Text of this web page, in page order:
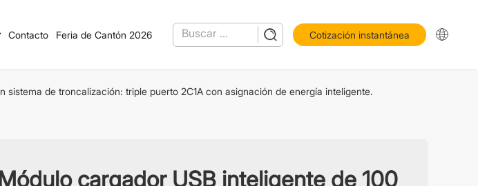
Contacto Feria de Cantón 2026 Cotización instantánea
sistema de troncalización: triple puerto 2C1A con asignación de energía inteligente.
cargador USB inteligente de 100